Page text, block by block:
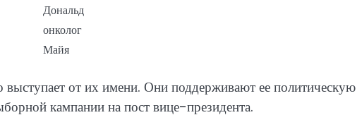
Дональд
онколог
Майя
выступает от их имени. Они поддерживают ее политическую
кампании на пост вице-президента.